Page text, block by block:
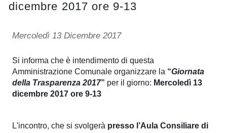
dataset
Report
pubblicazioni
dicembre 2017 ore 9-13
Mercoledì 13 Dicembre 2017
Si informa che è intendimento di questa
Amministrazione Comunale organizzare la “Giornata
della Trasparenza 2017” per il giorno: Mercoledì 13
dicembre 2017 ore 9-13
L'incontro, che si svolgerà presso l’Aula Consiliare di